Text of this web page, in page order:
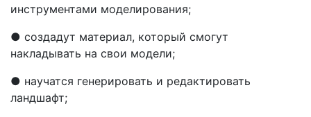
инструментами моделирования;
● создадут материал, который смогут
накладывать на свои модели;
● научатся генерировать и редактировать
ландшафт;